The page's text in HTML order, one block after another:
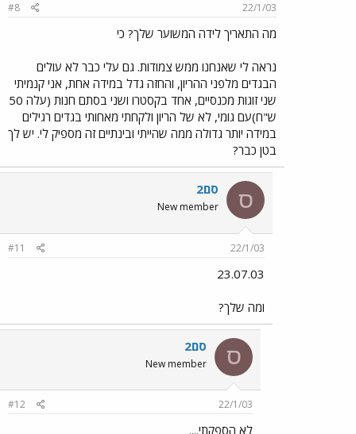
22/1/03
#8
מה התאריך לידה המשוער שלך? כי
נראה לי שאנחנו ממש צמודות. גם עלי כבר לא עולים
הבגדים מלפני ההריון, והחזה גדל במידה אחת, אני קנמיתי
שני זוגות מכנסיים, אחד בקסטרו ושני בסתם חנות (עלה 50
ש"ח)עם גומי, לא של הריון ולקחתי מאחותי בגדים רגילים
במידה יותר גדולה ממה שהייתי ובינתיים זה מספיק לי. יש לך
בטן כבר?
ס סם2
New member
22/1/03
#11
23.07.03
ומה שלך?
ס סם2
New member
22/1/03
#12
לא הספקתי....